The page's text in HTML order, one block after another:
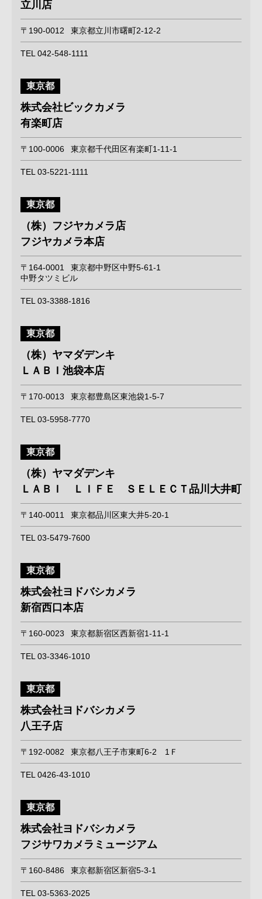
立川店
〒190-0012 東京都立川市曙町2-12-2
TEL 042-548-1111
東京都
株式会社ビックカメラ
有楽町店
〒100-0006 東京都千代田区有楽町1-11-1
TEL 03-5221-1111
東京都
（株）フジヤカメラ店
フジヤカメラ本店
〒164-0001
東京都中野区中野5-61-1
中野タツミビル
TEL 03-3388-1816
東京都
（株）ヤマダデンキ
ＬＡＢＩ池袋本店
〒170-0013 東京都豊島区東池袋1-5-7
TEL 03-5958-7770
東京都
（株）ヤマダデンキ
ＬＡＢＩ ＬＩＦＥ ＳＥＬＥＣＴ品川大井町
〒140-0011 東京都品川区東大井5-20-1
TEL 03-5479-7600
東京都
株式会社ヨドバシカメラ
新宿西口本店
〒160-0023 東京都新宿区西新宿1-11-1
TEL 03-3346-1010
東京都
株式会社ヨドバシカメラ
八王子店
〒192-0082 東京都八王子市東町6-2 1Ｆ
TEL 0426-43-1010
東京都
株式会社ヨドバシカメラ
フジサワカメラミュージアム
〒160-8486 東京都新宿区新宿5-3-1
TEL 03-5363-2025